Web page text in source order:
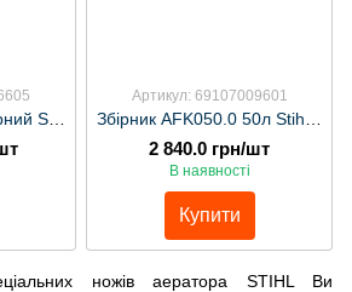
Артикул: 69107009601
2 840.0 грн/шт
В наявності
Купити
ножів аератора STIHL Ви